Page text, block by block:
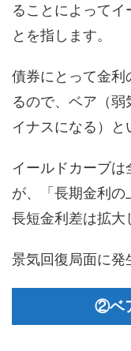
ることによってイ
とを指します。
債券にとって金利
るので、ベア（
イナスになる）と
イールドカーブ
が、「長期金利の
長短金利差は拡大
景気回復局面に発
②ベ